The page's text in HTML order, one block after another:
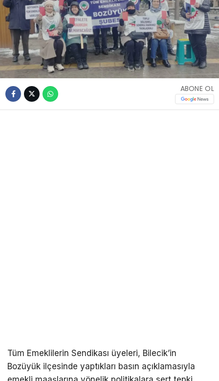
ABONE OL
Tüm Emeklilerin Sendikası üyeleri, Bilecik’in
Bozüyük ilçesinde yaptıkları basın açıklamasıyla